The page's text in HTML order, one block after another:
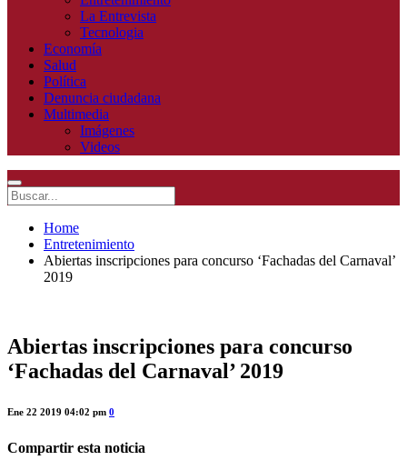
La Entrevista
Tecnologia
Economía
Salud
Política
Denuncia ciudadana
Multimedia
Imágenes
Videos
Home
Entretenimiento
Abiertas inscripciones para concurso ‘Fachadas del Carnaval’
2019
Abiertas inscripciones para concurso
‘Fachadas del Carnaval’ 2019
Ene 22 2019 04:02 pm 0
Compartir esta noticia